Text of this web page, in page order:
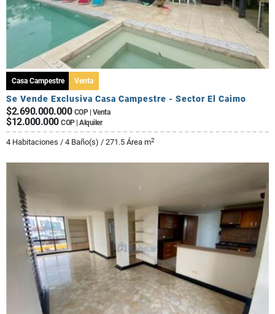
Casa Campestre Venta
Se Vende Exclusiva Casa Campestre - Sector El Caimo
$2.690.000.000 COP | Venta
$12.000.000 COP | Alquiler
4 Habitaciones / 4 Baño(s) / 271.5 Área m2